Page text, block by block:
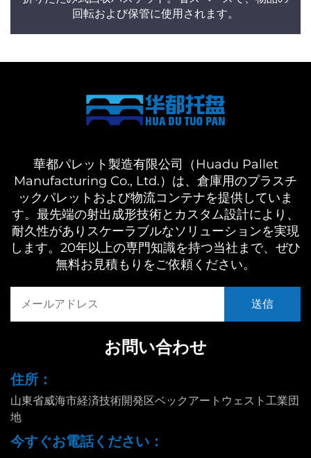
回転および保管に使用されます。
華都パレット製造有限公司（Huadu Pallet
Manufacturing Co., Ltd.）は、倉庫用のプラスチ
ックパレットおよび物流コンテナを提供していま
す。最先端の射出成形技術とカスタム設計により、
耐久性がありスケーラブルなソリューションを実現
します。20年以上の専門知識を持つ当社まで、ぜひ
無料お見積もりをご依頼ください。
お問い合わせ
住所：
山東省威海市経済技術開発区ベックアートウェスト工業団
地
今すぐお電話ください：